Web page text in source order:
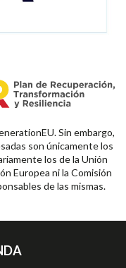
Sin embargo,
son únicamente los
los de la Unión
Europea ni la Comisión
de las mismas.